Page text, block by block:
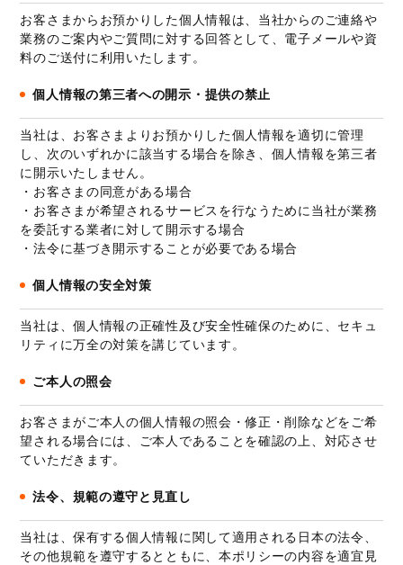
お客さまからお預かりした個人情報は、当社からのご連絡や
業務のご案内やご質問に対する回答として、電子メールや資
料のご送付に利用いたします。
個人情報の第三者への開示・提供の禁止
当社は、お客さまよりお預かりした個人情報を適切に管理
し、次のいずれかに該当する場合を除き、個人情報を第三者
に開示いたしません。
・お客さまの同意がある場合
・お客さまが希望されるサービスを行なうために当社が業務
を委託する業者に対して開示する場合
・法令に基づき開示することが必要である場合
個人情報の安全対策
当社は、個人情報の正確性及び安全性確保のために、セキュ
リティに万全の対策を講じています。
ご本人の照会
お客さまがご本人の個人情報の照会・修正・削除などをご希
望される場合には、ご本人であることを確認の上、対応させ
ていただきます。
法令、規範の遵守と見直し
当社は、保有する個人情報に関して適用される日本の法令、
その他規範を遵守するとともに、本ポリシーの内容を適宜見